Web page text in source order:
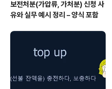
보전처분(가압류, 가처분) 신청 사
유와 실무 예시 정리 – 양식 포함